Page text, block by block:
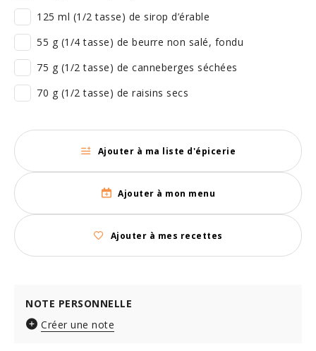
125 ml (1/2 tasse) de sirop d’érable
55 g (1/4 tasse) de beurre non salé, fondu
75 g (1/2 tasse) de canneberges séchées
70 g (1/2 tasse) de raisins secs
Ajouter à ma liste d'épicerie
Ajouter à mon menu
Ajouter à mes recettes
NOTE PERSONNELLE
Créer une note